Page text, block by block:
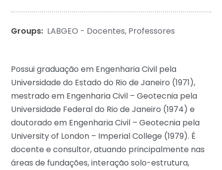
Groups: LABGEO - Docentes, Professores
Possui graduação em Engenharia Civil pela
Universidade do Estado do Rio de Janeiro (1971),
mestrado em Engenharia Civil – Geotecnia pela
Universidade Federal do Rio de Janeiro (1974) e
doutorado em Engenharia Civil – Geotecnia pela
University of London – Imperial College (1979). É
docente e consultor, atuando principalmente nas
áreas de fundações, interação solo-estrutura,